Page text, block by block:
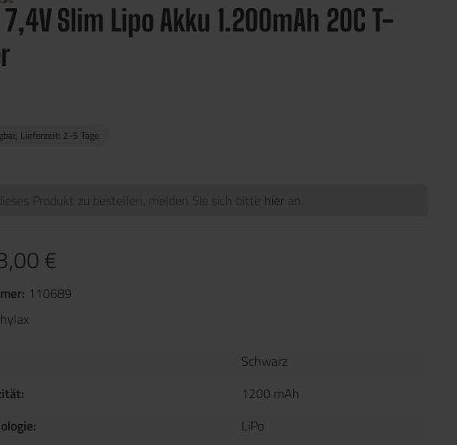
7,4V Slim Lipo Akku 1.200mAh 20C T-
Lieferzeit: 2-5 Tage
Produkt zu bestellen, melden Sie sich bitte hier an.
€
110689
Schwarz
1200 mAh
LiPo